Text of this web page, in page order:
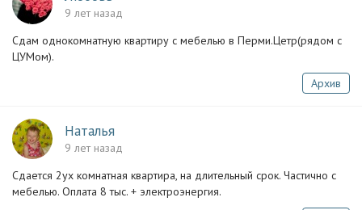
9 лет назад
Сдам однокомнатную квартиру с мебелью в Перми.Цетр(рядом с
ЦУМом).
Архив
Наталья
9 лет назад
Сдается 2ух комнатная квартира, на длительный срок. Частично с
мебелью. Оплата 8 тыс. + электроэнергия.